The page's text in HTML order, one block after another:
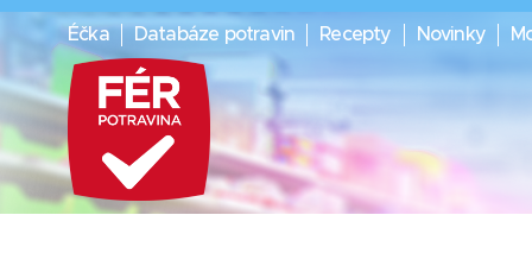
Éčka Databáze potravin Recepty Novinky